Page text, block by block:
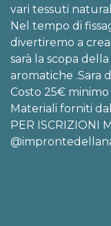
vari tessuti
Nel tempo di
divertiremo a
sarà la scopa
aromatiche .Sara
Costo 25€
Materiali forniti
PER ISCRIZIONI